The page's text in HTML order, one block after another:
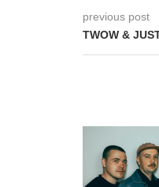
previous post
TWOW &